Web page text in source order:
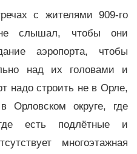
с жителями 909-го
слышал, чтобы они
аэропорта, чтобы
над их головами и
надо строить не в Орле,
Орловском округе, где
есть подлётные и
многоэтажная